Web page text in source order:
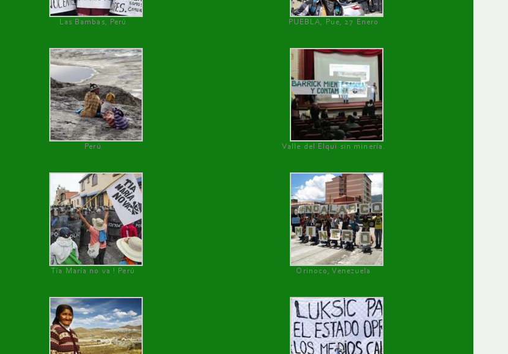
Las Bambas, Perú PUEBLA, Pue, 27 Enero
Perú Valle del Elqui sin minería.
Tía María no va ! Perú Orinoco, Venezuela